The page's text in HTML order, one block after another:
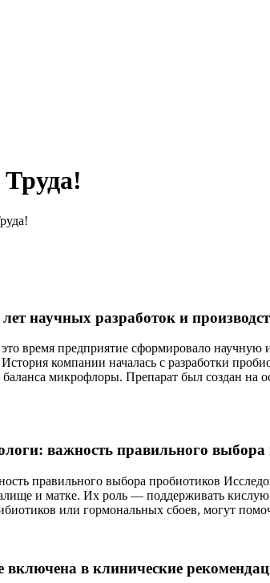
разработок и
время предприятие сформировало
компании началась с разработки
баланса микрофлоры. Препарат был создан
важность правильного выбора
правильного выбора пробиотиков
и матке. Их роль –– поддерживать
или гормональных сбоев, могут
включена в клинические